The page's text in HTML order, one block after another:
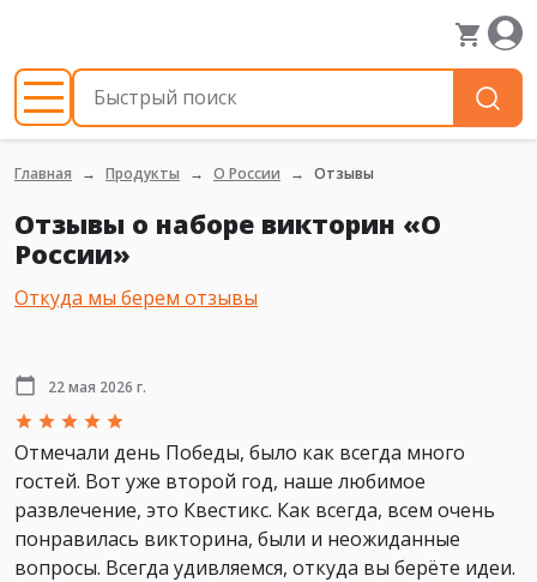
Главная Продукты О России Отзывы
Отзывы о наборе викторин «О
России»
Откуда мы берем отзывы
22 мая 2026 г.
Отмечали день Победы, было как всегда много
гостей. Вот уже второй год, наше любимое
развлечение, это Квестикс. Как всегда, всем очень
понравилась викторина, были и неожиданные
вопросы. Всегда удивляемся, откуда вы берёте идеи.